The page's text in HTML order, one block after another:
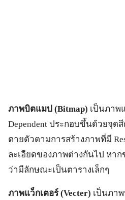
ภาพบิตแมป (Bitmap) เป็นภาพ
Dependent ประกอบขึ้นด้วยจุด
ตายตัวตามการสร้างภาพที่มี
ละเอียดของภาพต่างกันไป หาก
ว่ามีลักษณะเป็นตารางเล็กๆ
ภาพแว็กเตอร์ (Vecter) เป็นภาพ